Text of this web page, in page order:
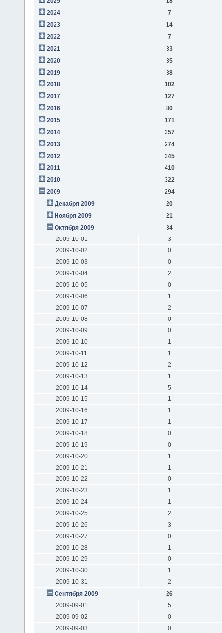
2024
7
2023
14
2022
7
2021
33
2020
35
2019
38
2018
102
2017
127
2016
80
2015
171
2014
357
2013
274
2012
345
2011
410
2010
322
2009
294
Декабря 2009
20
Ноября 2009
21
Октября 2009
34
2009-10-01
3
2009-10-02
0
2009-10-03
0
2009-10-04
2
2009-10-05
0
2009-10-06
1
2009-10-07
2
2009-10-08
0
2009-10-09
0
2009-10-10
1
2009-10-11
1
2009-10-12
2
2009-10-13
1
2009-10-14
5
2009-10-15
1
2009-10-16
1
2009-10-17
1
2009-10-18
0
2009-10-19
0
2009-10-20
1
2009-10-21
1
2009-10-22
0
2009-10-23
1
2009-10-24
1
2009-10-25
2
2009-10-26
3
2009-10-27
0
2009-10-28
1
2009-10-29
0
2009-10-30
1
2009-10-31
2
Сентября 2009
26
2009-09-01
5
2009-09-02
0
2009-09-03
0